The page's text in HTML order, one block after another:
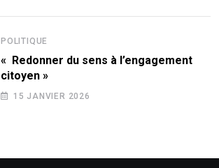
POLITIQUE
« Redonner du sens à l’engagement
citoyen »
15 JANVIER 2026